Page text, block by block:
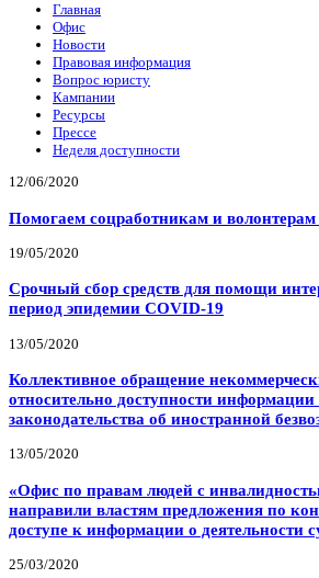
Главная
Офис
Новости
Правовая информация
Вопрос юристу
Кампании
Ресурсы
Прессе
Неделя доступности
12/06/2020
Помогаем соцработникам и
19/05/2020
Срочный сбор средств для помощи
период эпидемии COVID-19
13/05/2020
Коллективное обращение
относительно доступности информации
законодательства об иностранной
13/05/2020
«Офис по правам людей с
направили властям предложения по
доступе к информации о деятельности
25/03/2020